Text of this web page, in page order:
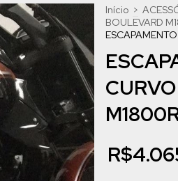
Início >
BOULEVARD